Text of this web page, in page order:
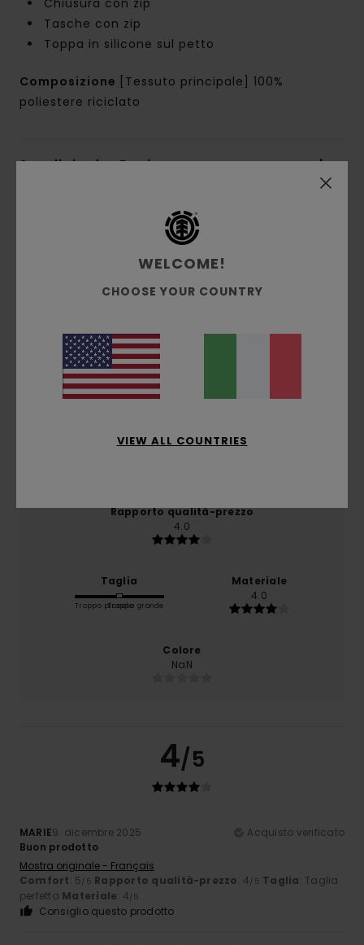
Chiusura con zip
Tasche con zip
Toppa in silicone sul petto
Composizione
[Tessuto principale] 100%
poliestere riciclato
Spedizioni e Resi
Recensioni dei clienti
Punteggio medio
4.0/5
basato su1 recensioni verificate
Il 100% dei nostri clienti consiglia questo prodotto
Comfort
Rapporto qualità-prezzo
4.0
Taglia
Troppo piccoloTroppo grande
Materiale
4.0
Colore
NaN
4/5
MARIE9. dicembre 2025
Acquisto verificato
Buon prodotto
Mostra originale - Français
Comfort: 5/5 Rapporto qualità-prezzo: 4/5 Taglia: Taglia
perfetta Materiale: 4/5
Consiglio questo prodotto
WELCOME!
CHOOSE YOUR COUNTRY
VIEW ALL COUNTRIES